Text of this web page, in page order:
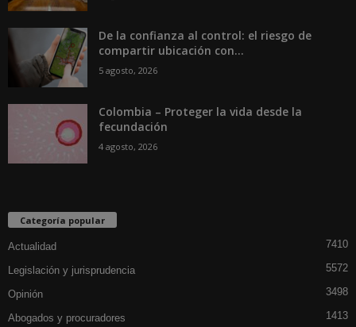
De la confianza al control: el riesgo de
compartir ubicación con...
5 agosto, 2026
Colombia – Proteger la vida desde la
fecundación
4 agosto, 2026
Categoría popular
Actualidad 7410
Legislación y jurisprudencia 5572
Opinión 3498
Abogados y procuradores 1413